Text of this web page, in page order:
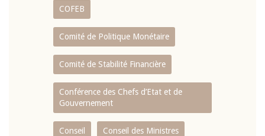
COFEB
Comité de Politique Monétaire
Comité de Stabilité Financière
Conférence des Chefs d’Etat et de
Gouvernement
Conseil Conseil des Ministres